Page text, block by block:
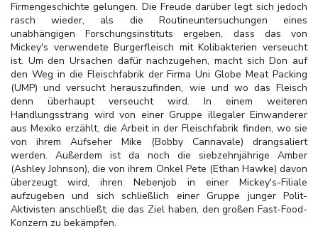
Firmengeschichte gelungen. Die Freude darüber legt sich jedoch
rasch wieder, als die Routineuntersuchungen eines
unabhängigen Forschungsinstituts ergeben, dass das von
Mickey's verwendete Burgerfleisch mit Kolibakterien verseucht
ist. Um den Ursachen dafür nachzugehen, macht sich Don auf
den Weg in die Fleischfabrik der Firma Uni Globe Meat Packing
(UMP) und versucht herauszufinden, wie und wo das Fleisch
denn überhaupt verseucht wird. In einem weiteren
Handlungsstrang wird von einer Gruppe illegaler Einwanderer
aus Mexiko erzählt, die Arbeit in der Fleischfabrik finden, wo sie
von ihrem Aufseher Mike (Bobby Cannavale) drangsaliert
werden. Außerdem ist da noch die siebzehnjährige Amber
(Ashley Johnson), die von ihrem Onkel Pete (Ethan Hawke) davon
überzeugt wird, ihren Nebenjob in einer Mickey's-Filiale
aufzugeben und sich schließlich einer Gruppe junger Polit-
Aktivisten anschließt, die das Ziel haben, den großen Fast-Food-
Konzern zu bekämpfen.